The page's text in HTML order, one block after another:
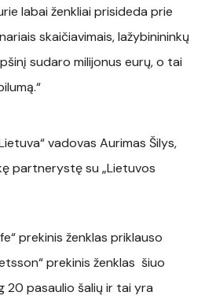
labai ženkliai prisideda prie
skaičiavimais, lažybinininkų
sudaro milijonus eurų, o tai
vadovas Aurimas Šilys,
partnerystę su „Lietuvos
prekinis ženklas priklauso
prekinis ženklas šiuo
20 pasaulio šalių ir tai yra